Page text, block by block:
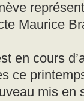
Maurice
en cours
ce
mis en